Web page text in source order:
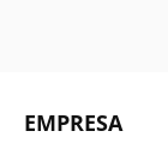
EMPRESA